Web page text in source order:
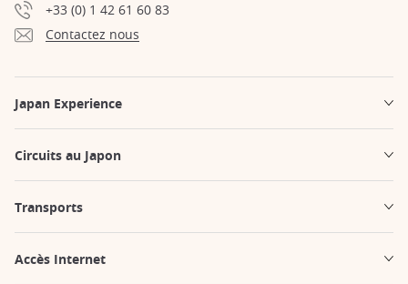
+33 (0) 1 42 61 60 83
Contactez nous
Japan Experience
Circuits au Japon
Transports
Accès Internet